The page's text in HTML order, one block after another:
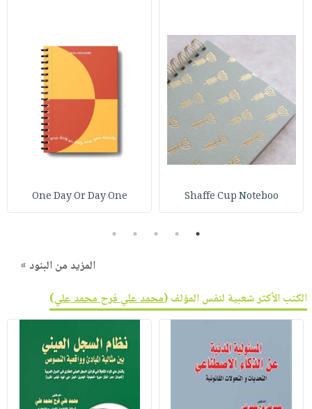
Shaffe Cup Noteboo
One Day Or Day One
1
2
3
4
5
المزيد من البنود »
الكتب الأكثر شعبية لنفس المؤلف (محمد علي فرح محمد علي)